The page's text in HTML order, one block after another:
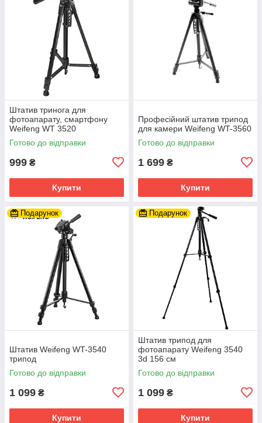
Штатив тринога для
фотоапарату, смартфону
Weifeng WT 3520
Готово до відправки
999 ₴
Купити
Професійний штатив трипод
для камери Weifeng WT-3560
Готово до відправки
1 699 ₴
Купити
Подарунок
Штатив Weifeng WT-3540
трипод
Готово до відправки
1 099 ₴
Купити
Подарунок
Штатив трипод для
фотоапарату Weifeng 3540
3d 156 см
Готово до відправки
1 099 ₴
Купити